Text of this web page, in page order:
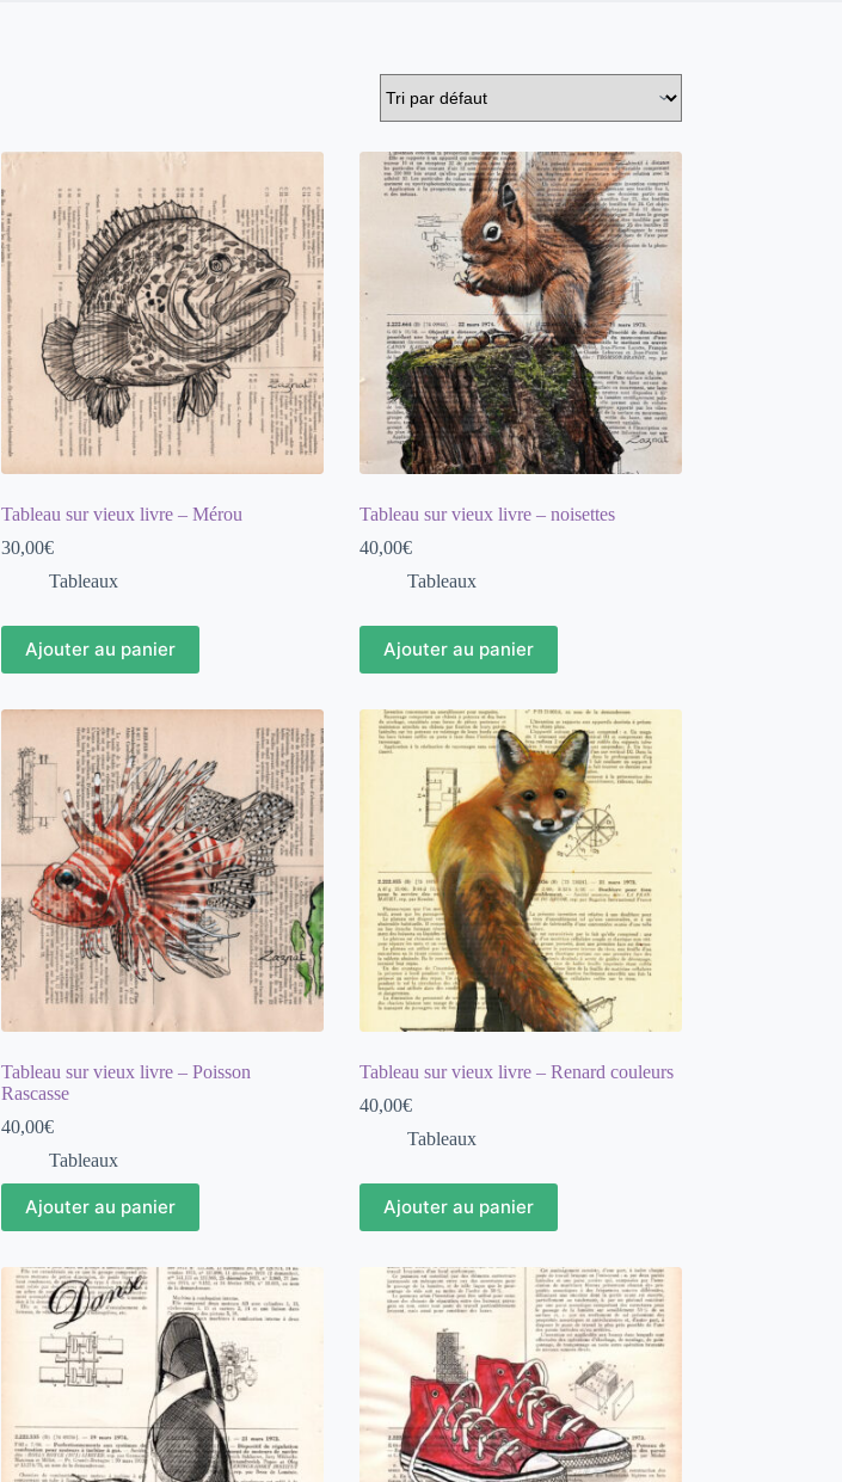
Tableau sur vieux livre – Mérou
30,00€
Tableaux
Ajouter au panier
Tableau sur vieux livre – noisettes
40,00€
Tableaux
Ajouter au panier
Tableau sur vieux livre – Poisson
Rascasse
40,00€
Tableaux
Ajouter au panier
Tableau sur vieux livre – Renard couleurs
40,00€
Tableaux
Ajouter au panier